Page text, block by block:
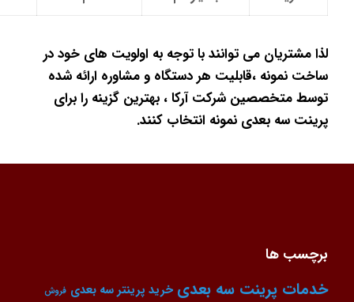
لذا مشتریان می توانند با توجه به اولویت های خود در
ساخت نمونه ،قابلیت هر دستگاه و مشاوره ارائه شده
توسط متخصصین شرکت آرکا ، بهترین گزینه را برای
پرینت سه بعدی نمونه انتخاب کنند.
برچسب ها
خدمات پرینت سه بعدی خرید پرینتر سه بعدی فروش